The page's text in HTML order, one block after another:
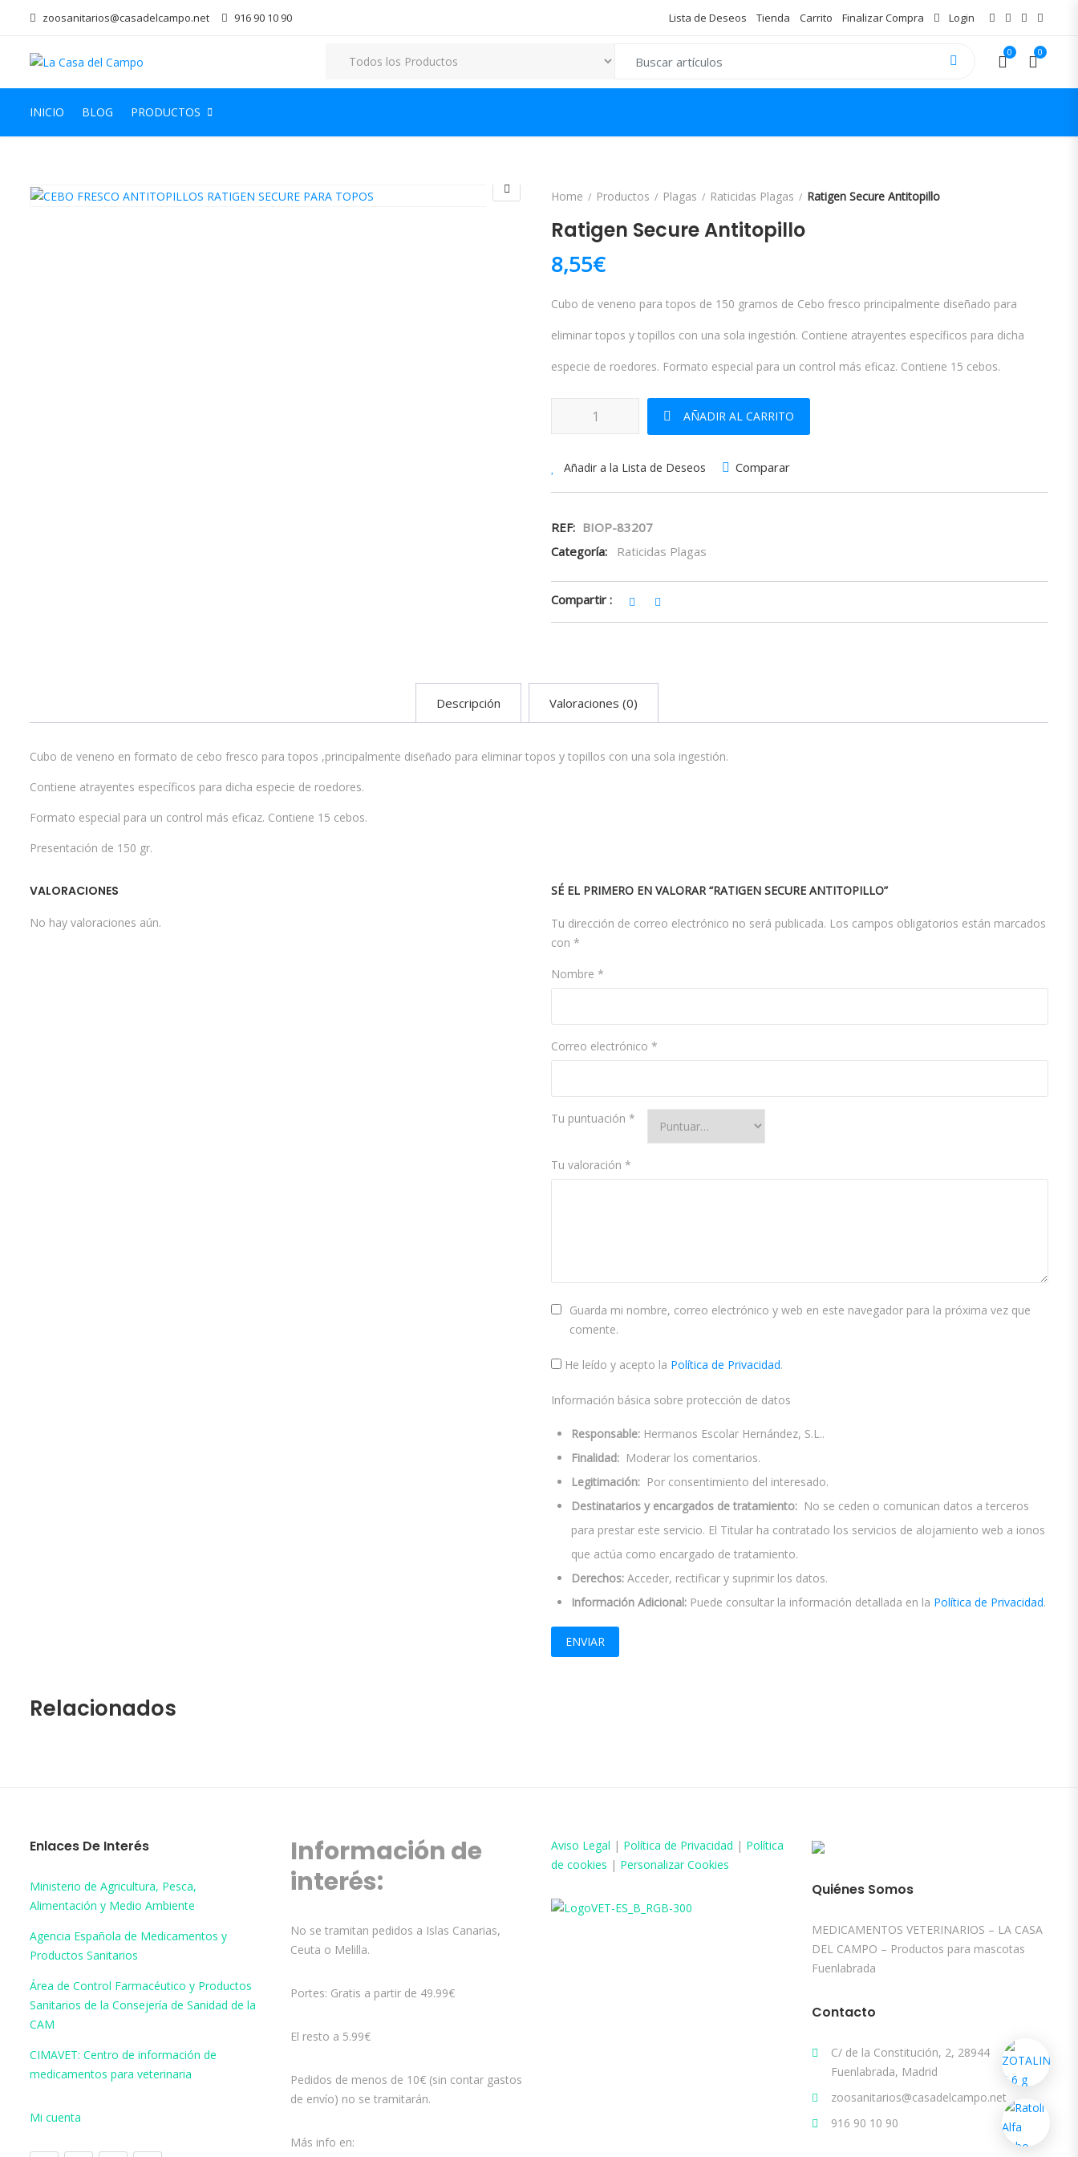
zoosanitarios@casadelcampo.net 916 90 10 90 Lista de Deseos Tienda Carrito Finalizar Compra Login
0 0
INICIO BLOG PRODUCTOS
Home Productos Plagas Raticidas Plagas Ratigen Secure Antitopillo
Ratigen Secure Antitopillo
8,55€
Cubo de veneno para topos de 150 gramos de Cebo fresco principalmente diseñado para
eliminar topos y topillos con una sola ingestión. Contiene atrayentes específicos para dicha
especie de roedores. Formato especial para un control más eficaz. Contiene 15 cebos.
Ratigen Secure Antitopillo cantidad
AÑADIR AL CARRITO
Añadir a la Lista de Deseos Comparar
REF: BIOP-83207
Categoría:
Raticidas Plagas
Compartir :
Descripción Valoraciones (0)
Cubo de veneno en formato de cebo fresco para topos ,principalmente diseñado para eliminar topos y topillos con una sola ingestión.
Contiene atrayentes específicos para dicha especie de roedores.
Formato especial para un control más eficaz. Contiene 15 cebos.
Presentación de 150 gr.
VALORACIONES
No hay valoraciones aún.
SÉ EL PRIMERO EN VALORAR “RATIGEN SECURE ANTITOPILLO”
Tu dirección de correo electrónico no será publicada. Los campos obligatorios están marcados
con *
Nombre *
Correo electrónico *
Tu puntuación *
Tu valoración *
Guarda mi nombre, correo electrónico y web en este navegador para la próxima vez que
comente.
He leído y acepto la Política de Privacidad.
Información básica sobre protección de datos
Responsable: Hermanos Escolar Hernández, S.L..
Finalidad: Moderar los comentarios.
Legitimación: Por consentimiento del interesado.
Destinatarios y encargados de tratamiento: No se ceden o comunican datos a terceros
para prestar este servicio. El Titular ha contratado los servicios de alojamiento web a ionos
que actúa como encargado de tratamiento.
Derechos: Acceder, rectificar y suprimir los datos.
Información Adicional: Puede consultar la información detallada en la Política de Privacidad.
Relacionados
Enlaces De Interés
Ministerio de Agricultura, Pesca,
Alimentación y Medio Ambiente
Agencia Española de Medicamentos y
Productos Sanitarios
Área de Control Farmacéutico y Productos
Sanitarios de la Consejería de Sanidad de la
CAM
CIMAVET: Centro de información de
medicamentos para veterinaria
Mi cuenta
Información de
interés:
No se tramitan pedidos a Islas Canarias,
Ceuta o Melilla.
Portes: Gratis a partir de 49.99€
El resto a 5.99€
Pedidos de menos de 10€ (sin contar gastos
de envío) no se tramitarán.
Más info en:
Aviso Legal | Política de Privacidad | Política
de cookies | Personalizar Cookies
Quiénes Somos
MEDICAMENTOS VETERINARIOS – LA CASA
DEL CAMPO – Productos para mascotas
Fuenlabrada
Contacto
C/ de la Constitución, 2, 28944
Fuenlabrada, Madrid
zoosanitarios@casadelcampo.net
916 90 10 90